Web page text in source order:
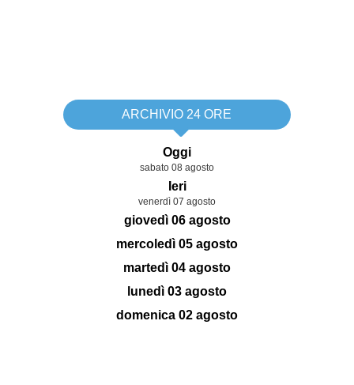
ARCHIVIO 24 ORE
Oggi
sabato 08 agosto
Ieri
venerdì 07 agosto
giovedì 06 agosto
mercoledì 05 agosto
martedì 04 agosto
lunedì 03 agosto
domenica 02 agosto